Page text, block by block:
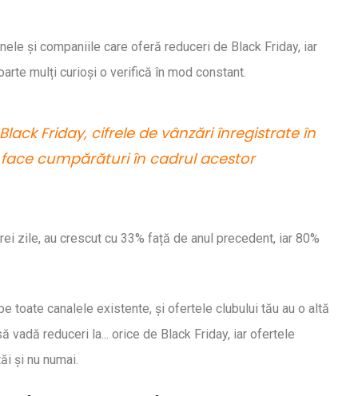
și companiile care oferă reduceri de Black Friday, iar
mulți curioși o verifică în mod constant.
Friday, cifrele de vânzări înregistrate în
cumpărături în cadrul acestor
zile, au crescut cu 33% față de anul precedent, iar 80%
toate canalele existente, și ofertele clubului tău au o altă
reduceri la... orice de Black Friday, iar ofertele
și nu numai.